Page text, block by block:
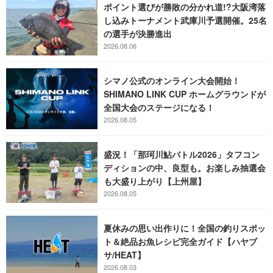
ポイント選びが勝敗の分かれ道!?大阪湾落
し込みトーナメント武庫川予選開催。25名
の選手が決勝進出
2026.08.06
シマノ公式のオンライン大会開始！
SHIMANO LINK CUP ホームグラウンドが
全国大会のステージになる！
2026.08.05
盛況！「那珂川鮎バトル2026」タフコン
ディションの中、良型も。お楽しみ抽選会
も大盛り上がり【上州屋】
2026.08.05
夏休みの思い出作りに！全国の釣りスポッ
ト＆絶品お魚レシピ完全ガイド【ハヤブ
サ/HEAT】
2026.08.03